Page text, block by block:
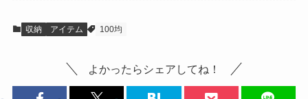
収納 アイテム 100均
よかったらシェアしてね！